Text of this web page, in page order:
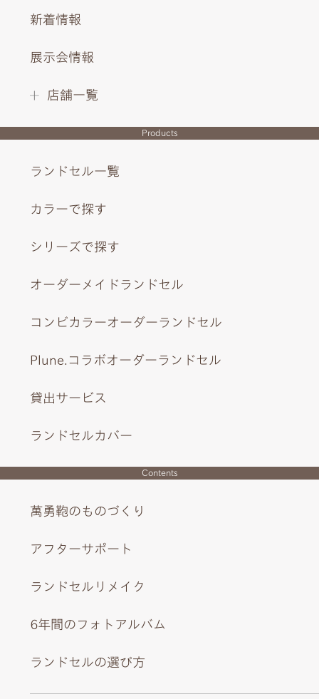
新着情報
展示会情報
店舗一覧
Products
ランドセル一覧
カラーで探す
シリーズで探す
オーダーメイドランドセル
コンビカラーオーダーランドセル
Plune.コラボオーダーランドセル
貸出サービス
ランドセルカバー
Contents
萬勇鞄のものづくり
アフターサポート
ランドセルリメイク
6年間のフォトアルバム
ランドセルの選び方